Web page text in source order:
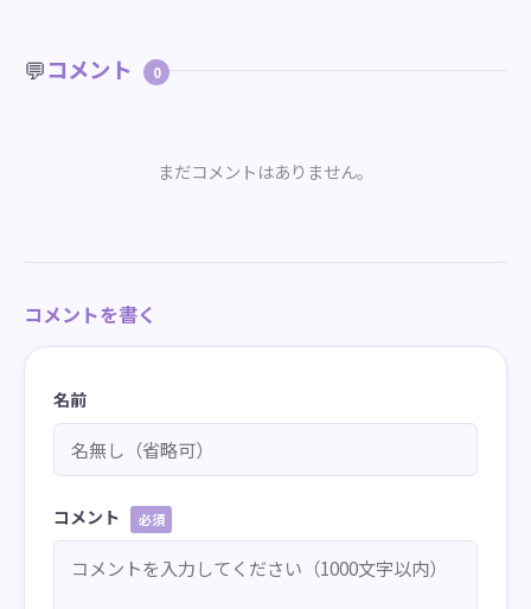
💬コメント 0
まだコメントはありません。
コメントを書く
名前
コメント 必須